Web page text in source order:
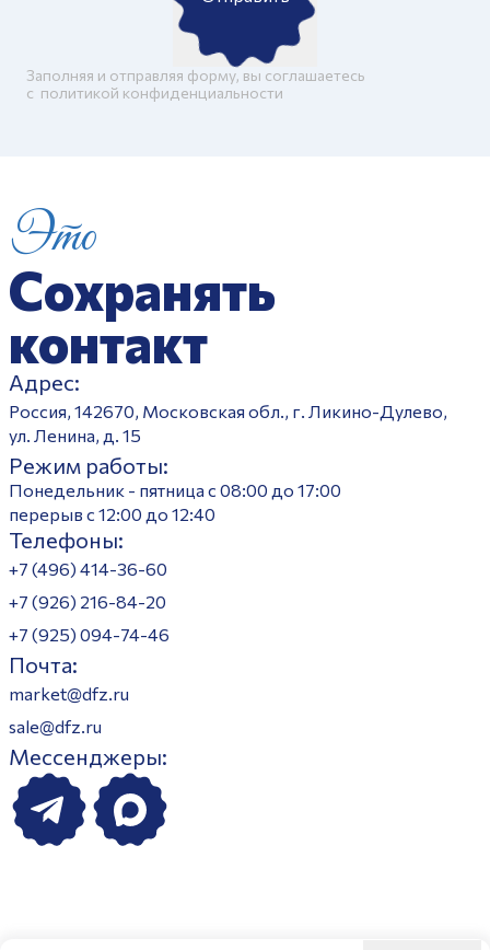
Заполняя и отправляя форму, вы соглашаетесь
c политикой конфиденциальности
Это
Сохранять
контакт
Адрес:
Россия, 142670, Московская обл., г. Ликино-Дулево,
ул. Ленина, д. 15
Режим работы:
Понедельник - пятница с 08:00 до 17:00
перерыв с 12:00 до 12:40
Телефоны:
+7 (496) 414-36-60
+7 (926) 216-84-20
+7 (925) 094-74-46
Почта:
market@dfz.ru
sale@dfz.ru
Мессенджеры: